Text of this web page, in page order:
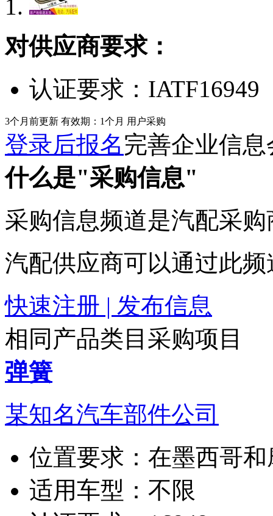
对供应商要求：
认证要求： IATF16949
3个月前更新 有效期：1个月 用户采购
登录后报名完善企业信
什么是"采购信息"
采购信息频道是汽配采
汽配供应商可以通过此
快速注册 | 发布信息
相同产品类目采购项目
弹簧
某知名汽车部件公司
位置要求： 在墨西哥
适用车型： 不限